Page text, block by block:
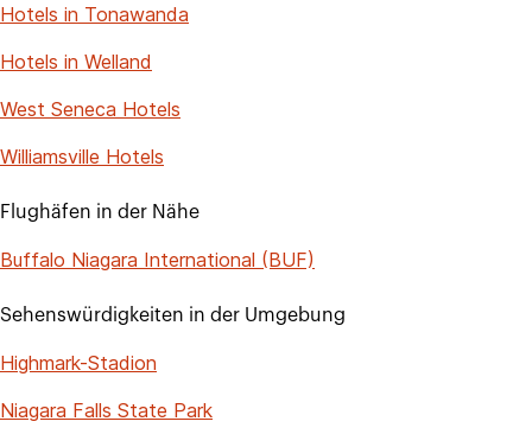
Hotels in Tonawanda
Hotels in Welland
West Seneca Hotels
Williamsville Hotels
Flughäfen in der Nähe
Buffalo Niagara International (BUF)
Sehenswürdigkeiten in der Umgebung
Highmark-Stadion
Niagara Falls State Park